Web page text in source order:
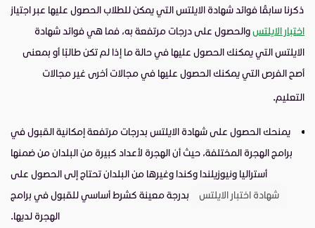
ذكرنا سابقًا فوائد شهادة الايلتس التي يمكن للطلاب الحصول عليها عبر اجتياز
اختبار الايلتسوالحصول على درجات مرتفعة به، فما هي فوائد شهادة
الايلتس التي يمكنك الحصول عليها في حالة ما إذا لم تكن طالبًا أو بمعنى
أصح الفرص التي يمكنك الحصول عليها في مجالات أخرى غير مجالات
التعليم.
يمنحك الحصول على شهادة الايلتس بدرجات مرتفعة إمكانية القبول في
برامج الهجرة المختلفة، حيث أن الهجرة لأعداد كبيرة من البلدان من ضمنها
أستراليا ونيوزيلندا وكندا وغيرها من البلدان تحتاج إلى الحصول على
شهادة اختبار الايلتس
بدرجة معينة كشرط أساسي للقبول في برامج
الهجرة لديها.